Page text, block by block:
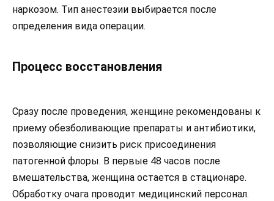
наркозом. Тип анестезии выбирается после
определения вида операции.
Процесс восстановления
Сразу после проведения, женщине рекомендованы к
приему обезболивающие препараты и антибиотики,
позволяющие снизить риск присоединения
патогенной флоры. В первые 48 часов после
вмешательства, женщина остается в стационаре.
Обработку очага проводит медицинский персонал.